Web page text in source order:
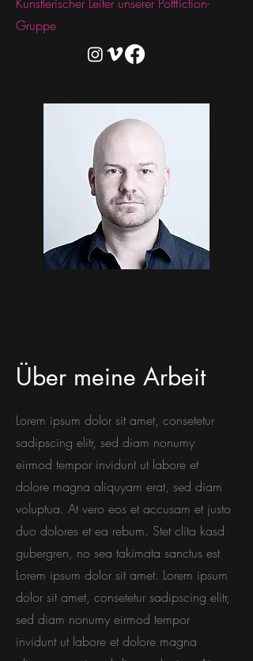
Gruppe
Über meine Arbeit
Lorem ipsum dolor sit amet, consetetur
sadipscing elitr, sed diam nonumy
eirmod tempor invidunt ut labore et
dolore magna aliquyam erat, sed diam
voluptua. At vero eos et accusam et justo
duo dolores et ea rebum. Stet clita kasd
gubergren, no sea takimata sanctus est
Lorem ipsum dolor sit amet. Lorem ipsum
dolor sit amet, consetetur sadipscing elitr,
sed diam nonumy eirmod tempor
invidunt ut labore et dolore magna